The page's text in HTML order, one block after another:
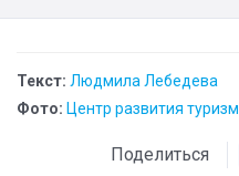
Текст: Людмила Лебедева
Фото: Центр развития
Поделиться